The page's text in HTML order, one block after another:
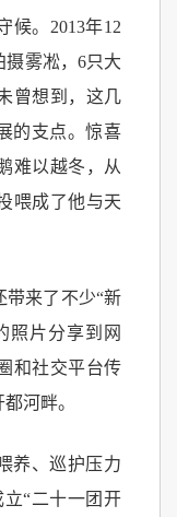
候。2013年12
摄雾凇，6只大
曾想到，这几
的支点。惊喜
难以越冬，从
喂成了他与天
带来了不少“新
照片分享到网
和社交平台传
河畔。
养、巡护压力
立“二十一团开